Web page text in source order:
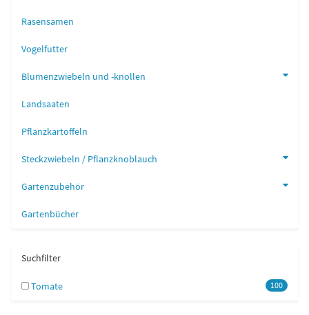
Rasensamen
Vogelfutter
Blumenzwiebeln und -knollen
Landsaaten
Pflanzkartoffeln
Steckzwiebeln / Pflanzknoblauch
Gartenzubehör
Gartenbücher
Suchfilter
100
Tomate